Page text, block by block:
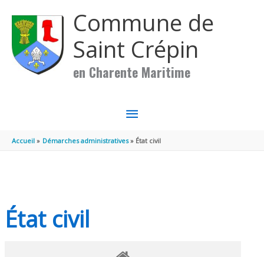
Commune de
Saint Crépin
en Charente Maritime
MENU
PRINCIPAL
Accueil Démarches administratives État civil
État civil